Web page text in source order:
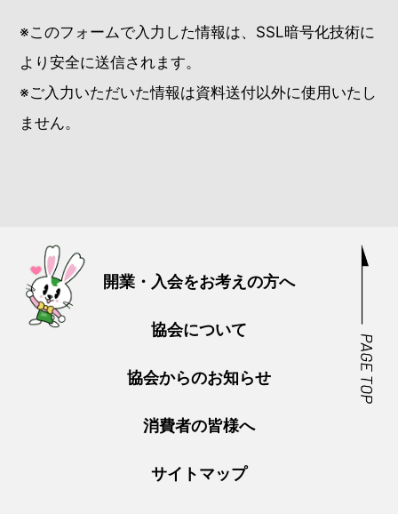
※このフォームで入力した情報は、SSL暗号化技術に
より安全に送信されます。
※ご入力いただいた情報は資料送付以外に使用いたし
ません。
開業・入会をお考えの方へ
協会について
協会からのお知らせ
消費者の皆様へ
サイトマップ